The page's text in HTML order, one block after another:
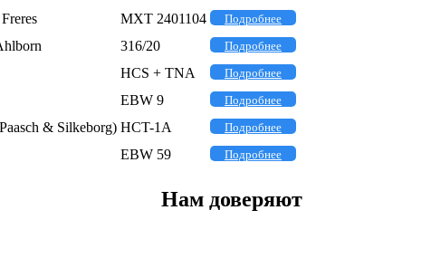
MXT 2401104 Подробнее
316/20 Подробнее
HCS + TNA Подробнее
EBW 9 Подробнее
& Silkeborg) HCT-1A Подробнее
EBW 59 Подробнее
Нам доверяют